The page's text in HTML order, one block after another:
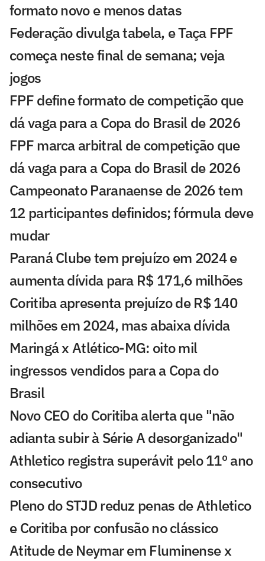
formato novo e menos datas
Federação divulga tabela, e Taça FPF
começa neste final de semana; veja
jogos
FPF define formato de competição que
dá vaga para a Copa do Brasil de 2026
FPF marca arbitral de competição que
dá vaga para a Copa do Brasil de 2026
Campeonato Paranaense de 2026 tem
12 participantes definidos; fórmula deve
mudar
Paraná Clube tem prejuízo em 2024 e
aumenta dívida para R$ 171,6 milhões
Coritiba apresenta prejuízo de R$ 140
milhões em 2024, mas abaixa dívida
Maringá x Atlético-MG: oito mil
ingressos vendidos para a Copa do
Brasil
Novo CEO do Coritiba alerta que "não
adianta subir à Série A desorganizado"
Athletico registra superávit pelo 11º ano
consecutivo
Pleno do STJD reduz penas de Athletico
e Coritiba por confusão no clássico
Atitude de Neymar em Fluminense x